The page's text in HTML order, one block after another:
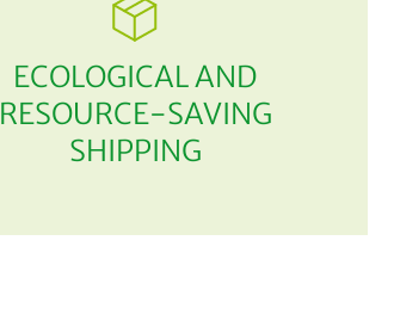
ECOLOGICAL AND
RESOURCE-SAVING
SHIPPING